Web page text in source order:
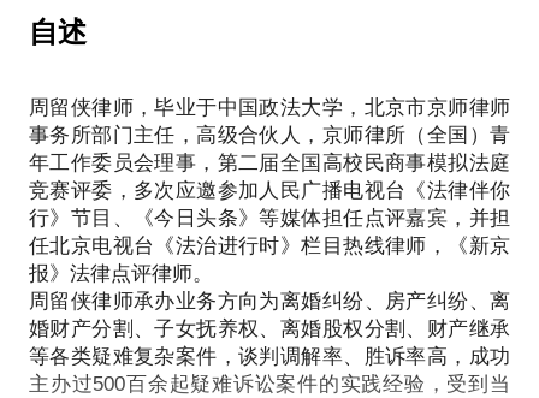
域的个人经验、意见或观点，仅供学员参考使用，亦
不具有任何法律效力。如您需要聘请律师，在行建议
或其他形式的聘用合同。本话题内容及行家观点不代
500逾起疑难复杂的婚姻案件，在离婚中涉及的离婚
务、损害赔偿等问题均有丰富的实践经验，能够有针
对性的解决您遇到的现实难题。
【在行郑重提示】：此话题内容仅为该行家在法律领
域的个人经验、意见或观点，仅供学员参考使用，亦
不具有任何法律效力。如您需要聘请律师，在行建议
您通过正式途径签订相关的律师代理合同、顾问合同
或其他形式的聘用合同。本话题内容及行家观点不代
是离婚，几乎都涉及到背后的两个家庭利益，涉及到
的财产权益动辄几百万，上千万甚至上亿，如果你已
余起案件的成功经验与您分享，包括司法实务中对于
婚姻中婚姻关系解除、子女抚养、财产分割、债权债
务、损害赔偿如何认定的经验毫无保留的与您分享。
通过我的分享会让您对遇到的问题有切实可行的解决
方案，带您走出婚姻方面遭遇的困境。
周留侠律师有十余年的司法实务经验，作为北京市京
师律师事务所高级合伙人和部门主任律师，承办了
500逾起疑难复杂的婚姻案件，在离婚中涉及的离
婚、子女抚养、财产分割、债权债务、损害赔偿等问
自述
周留侠律师，毕业于中国政法大学，北京市京师律师
事务所部门主任，高级合伙人，京师律所（全国）青
年工作委员会理事，第二届全国高校民商事模拟法庭
竞赛评委，多次应邀参加人民广播电视台《法律伴你
行》节目、《今日头条》等媒体担任点评嘉宾，并担
任北京电视台《法治进行时》栏目热线律师，《新京
报》法律点评律师。
周留侠律师承办业务方向为离婚纠纷、房产纠纷、离
婚财产分割、子女抚养权、离婚股权分割、财产继承
等各类疑难复杂案件，谈判调解率、胜诉率高，成功
主办过500百余起疑难诉讼案件的实践经验，受到当